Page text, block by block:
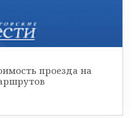
проезда на